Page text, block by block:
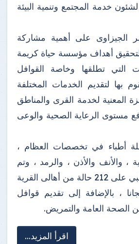
خدمة المجتمع وتنمية البيئة
الجيزاوى على أهمية مشاركة
أهداف مؤسسة حياة كريمة
التي تطلقها وخاصة القوافل
بها لتقديم الخدمات المختلفة
المعنية لخدمة القرى والمناطق
مستوى الرعاية الصحية والوعى
أطباء في تخصصات العظام ،
، والأنف والأذن ، والرمد ، وتم
توقيع الكشف الطبي على 212 حالة من أهالى القرية
، بالإضافة إلى تقديم قوافل
الصحة العامة والتمريض.
اقرأ المزيد...